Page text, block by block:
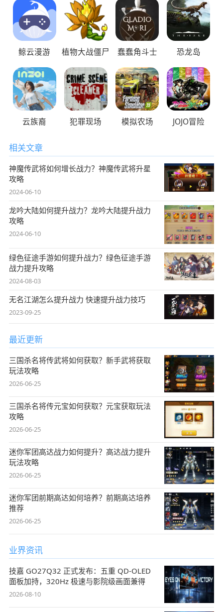
鲸云漫游 植物大战僵尸 蠢蠢角斗士 恐龙岛
云族裔 犯罪现场 模拟农场 JOJO冒险
相关文章
神魔传武将如何增长战力？神魔传武将升星
攻略
2024-06-10
龙吟大陆如何提升战力？龙吟大陆提升战力
攻略
2024-06-10
绿色征途手游如何提升战力？绿色征途手游
战力提升攻略
2024-08-03
无名江湖怎么提升战力 快速提升战力技巧
2023-09-25
最近更新
三国杀名将传武将如何获取？新手武将获取
玩法攻略
2026-06-25
三国杀名将传元宝如何获取？元宝获取玩法
攻略
2026-06-25
迷你军团高达战力如何提升？高达战力提升
玩法攻略
2026-06-25
迷你军团前期高达如何培养？前期高达培养
推荐
2026-06-25
业界资讯
技嘉 GO27Q32 正式发布：五重 QD-OLED
面板加持，320Hz 极速与影院级画面兼得
2026-08-10